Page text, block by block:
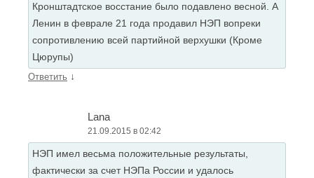
Кронштадтское восстание было подавлено весной. А
Ленин в феврале 21 года продавил НЭП вопреки
сопротивлению всей партийной верхушки (Кроме
Цюрупы)
Ответить ↓
Lana
21.09.2015 в 02:42
НЭП имел весьма положительные результаты,
фактически за счет НЭПа России и удалось